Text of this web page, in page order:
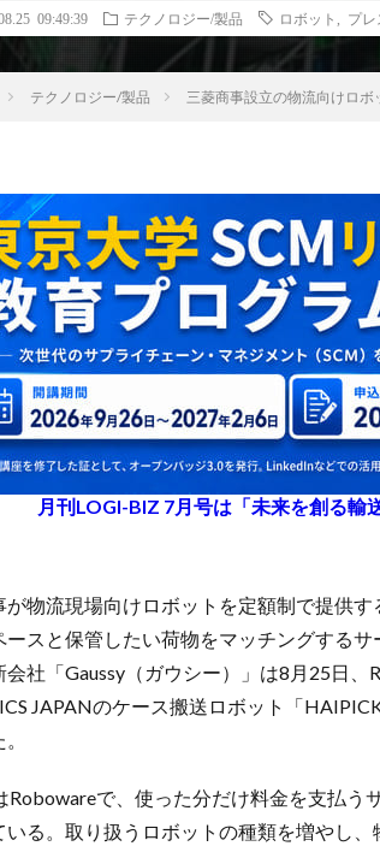
09:49:39 テクノロジー/製品 ロボット プレ
テクノロジー/製品 三菱商事設立の物流向けロ
月刊LOGI-BIZ 7月号は「未来を創る輸
が物流現場向けロボットを定額制で提供
ースと保管したい荷物をマッチングする
会社「Gaussy（ガウシー）」は8月25日
JAPANのケース搬送ロボット「
Robowareで、使った分だけ料金を支払
いる。取り扱うロボットの種類を増やし